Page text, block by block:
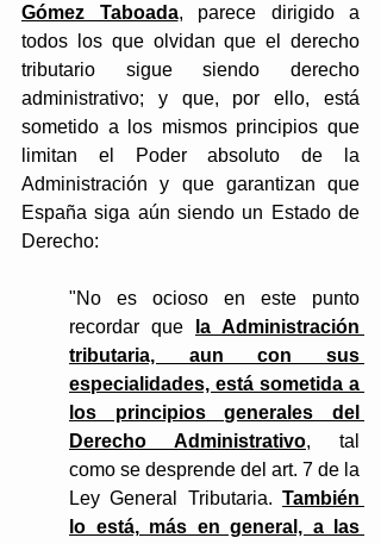
Gómez Taboada, parece dirigido a
todos los que olvidan que el derecho
tributario sigue siendo derecho
administrativo; y que, por ello, está
sometido a los mismos principios que
limitan el Poder absoluto de la
Administración y que garantizan que
España siga aún siendo un Estado de
Derecho:
"No es ocioso en este punto
recordar que
la Administración
tributaria, aun con sus
especialidades, está sometida a
los principios generales del
Derecho Administrativo, tal
como se desprende del art. 7 de la
Ley General Tributaria. También
lo está, más en general, a las